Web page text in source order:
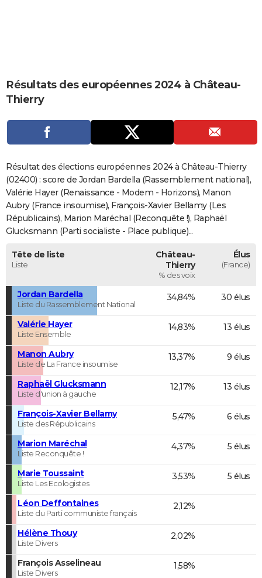
CARTE DE VOEUX
Carte de Noël
Carte Bonne année
Carte Saint-Valentin
Carte Pâques
Carte d'anniversaire
Dictionnaire
Biographies
Expressions
Proverbes
PROGRAMME TV
S'inscrire
Se connecter
Lycées
Collèges
Primaires
Universités
Entreprises
Service militaire
Avis de recherche
AVIS DE DÉCÈS
FORUM
Bricolage
Lifestyle
Culture
SportAuto
Television
Voyage
Cinema
Résultats des européennes 2024 à Château-
Thierry
Résultat des élections européennes 2024 à Château-Thierry
(02400) : score de Jordan Bardella (Rassemblement national),
Valérie Hayer (Renaissance - Modem - Horizons), Manon
Aubry (France insoumise), François-Xavier Bellamy (Les
Républicains), Marion Maréchal (Reconquête !), Raphaël
Glucksmann (Parti socialiste - Place publique)...
Tête de liste
Liste
Château-
Thierry
% des voix
Élus
(France)
Jordan Bardella
Liste du Rassemblement National
34,84% 30 élus
Valérie Hayer
Liste Ensemble
14,83% 13 élus
Manon Aubry
Liste de La France insoumise
13,37% 9 élus
Raphaël Glucksmann
Liste d'union à gauche
12,17% 13 élus
François-Xavier Bellamy
Liste des Républicains
5,47% 6 élus
Marion Maréchal
Liste Reconquête !
4,37% 5 élus
Marie Toussaint
Liste Les Ecologistes
3,53% 5 élus
Léon Deffontaines
Liste du Parti communiste français
2,12%
Hélène Thouy
Liste Divers
2,02%
François Asselineau
Liste Divers
1,58%